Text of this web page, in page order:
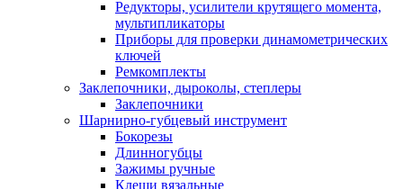
Редукторы, усилители крутящего момента,
мультипликаторы
Приборы для проверки динамометрических
ключей
Ремкомплекты
Заклепочники, дыроколы, степлеры
Заклепочники
Шарнирно-губцевый инструмент
Бокорезы
Длинногубцы
Зажимы ручные
Клещи вязальные